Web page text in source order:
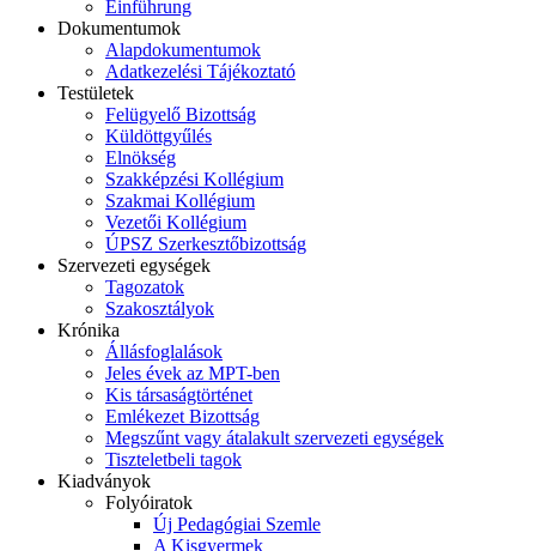
Einführung
Dokumentumok
Alapdokumentumok
Adatkezelési Tájékoztató
Testületek
Felügyelő Bizottság
Küldöttgyűlés
Elnökség
Szakképzési Kollégium
Szakmai Kollégium
Vezetői Kollégium
ÚPSZ Szerkesztőbizottság
Szervezeti egységek
Tagozatok
Szakosztályok
Krónika
Állásfoglalások
Jeles évek az MPT-ben
Kis társaságtörténet
Emlékezet Bizottság
Megszűnt vagy átalakult szervezeti egységek
Tiszteletbeli tagok
Kiadványok
Folyóiratok
Új Pedagógiai Szemle
A Kisgyermek